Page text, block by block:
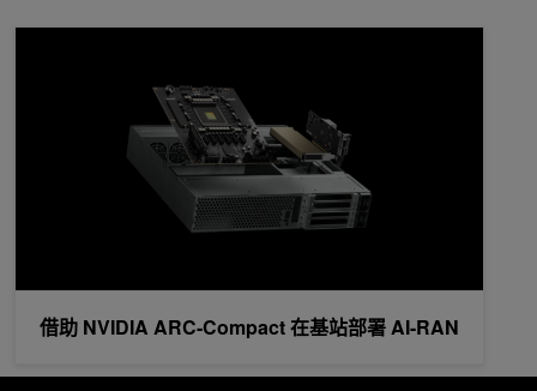
借助 NVIDIA ARC-Compact 在基站部署 AI-RAN